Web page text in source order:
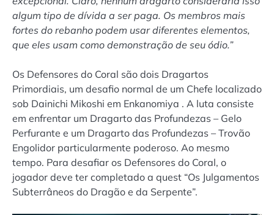
algum tipo de dívida a ser paga. Os membros mais
fortes do rebanho podem usar diferentes elementos,
que eles usam como demonstração de seu ódio.”
Os Defensores do Coral são dois Dragartos
Primordiais, um desafio normal de um Chefe localizado
sob Dainichi Mikoshi em Enkanomiya . A luta consiste
em enfrentar um Dragarto das Profundezas – Gelo
Perfurante e um Dragarto das Profundezas – Trovão
Engolidor particularmente poderoso. Ao mesmo
tempo. Para desafiar os Defensores do Coral, o
jogador deve ter completado a quest “Os Julgamentos
Subterrâneos do Dragão e da Serpente”.